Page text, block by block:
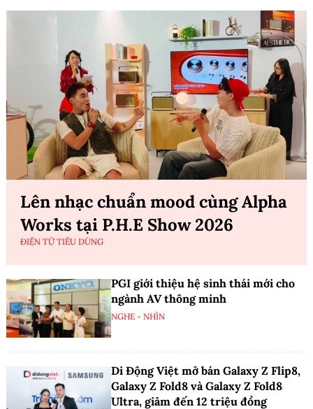
Lên nhạc chuẩn mood cùng Alpha
Works tại P.H.E Show 2026
ĐIỆN TỬ TIÊU DÙNG
PGI giới thiệu hệ sinh thái mới cho
ngành AV thông minh
NGHE - NHÌN
Di Động Việt mở bán Galaxy Z Flip8,
Galaxy Z Fold8 và Galaxy Z Fold8
Ultra, giảm đến 12 triệu đồng